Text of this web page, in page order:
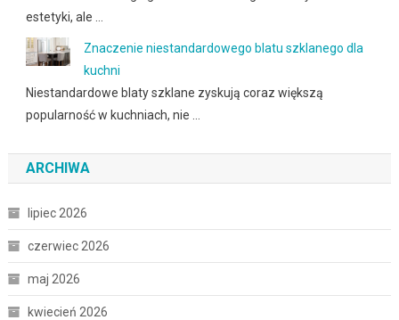
estetyki, ale …
Znaczenie niestandardowego blatu szklanego dla
kuchni
Niestandardowe blaty szklane zyskują coraz większą
popularność w kuchniach, nie …
ARCHIWA
lipiec 2026
czerwiec 2026
maj 2026
kwiecień 2026